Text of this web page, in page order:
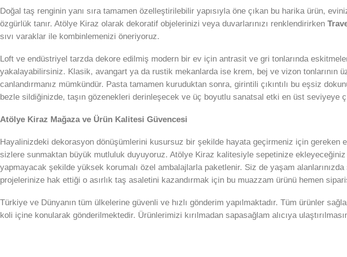
Doğal taş renginin yanı sıra tamamen özelleştirilebilir yapısıyla öne çıkan bu harika ürün,
özgürlük tanır. Atölye Kiraz olarak dekoratif objelerinizi veya duvarlarınızı renklendirirken
sıvı varaklar ile kombinlemenizi öneriyoruz.
Loft ve endüstriyel tarzda dekore edilmiş modern bir ev için antrasit ve gri tonlarında
yakalayabilirsiniz. Klasik, avangart ya da rustik mekanlarda ise krem, bej ve vizon tonlarının
canlandırmanız mümkündür. Pasta tamamen kuruduktan sonra, girintili çıkıntılı bu eşsiz
bezle sildiğinizde, taşın gözenekleri derinleşecek ve üç boyutlu sanatsal etki en üst seviyeye
Atölye Kiraz Mağaza ve Ürün Kalitesi Güvencesi
Hayalinizdeki dekorasyon dönüşümlerini kusursuz bir şekilde hayata geçirmeniz için gereken
sizlere sunmaktan büyük mutluluk duyuyoruz. Atölye Kiraz kalitesiyle sepetinize
yapmayacak şekilde yüksek korumalı özel ambalajlarla paketlenir. Siz de yaşam
projelerinize hak ettiği o asırlık taş asaletini kazandırmak için bu muazzam ürünü hemen
Türkiye ve Dünyanın tüm ülkelerine güvenli ve hızlı gönderim yapılmaktadır. Tüm ürünler
koli içine konularak gönderilmektedir. Ürünlerimizi kırılmadan sapasağlam alıcıya